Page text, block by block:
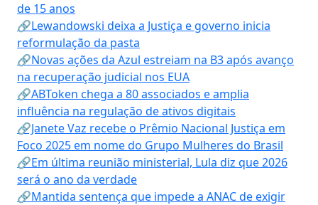
de 15 anos
🔗Lewandowski deixa a Justiça e governo inicia
reformulação da pasta
🔗Novas ações da Azul estreiam na B3 após avanço
na recuperação judicial nos EUA
🔗ABToken chega a 80 associados e amplia
influência na regulação de ativos digitais
🔗Janete Vaz recebe o Prêmio Nacional Justiça em
Foco 2025 em nome do Grupo Mulheres do Brasil
🔗Em última reunião ministerial, Lula diz que 2026
será o ano da verdade
🔗Mantida sentença que impede a ANAC de exigir